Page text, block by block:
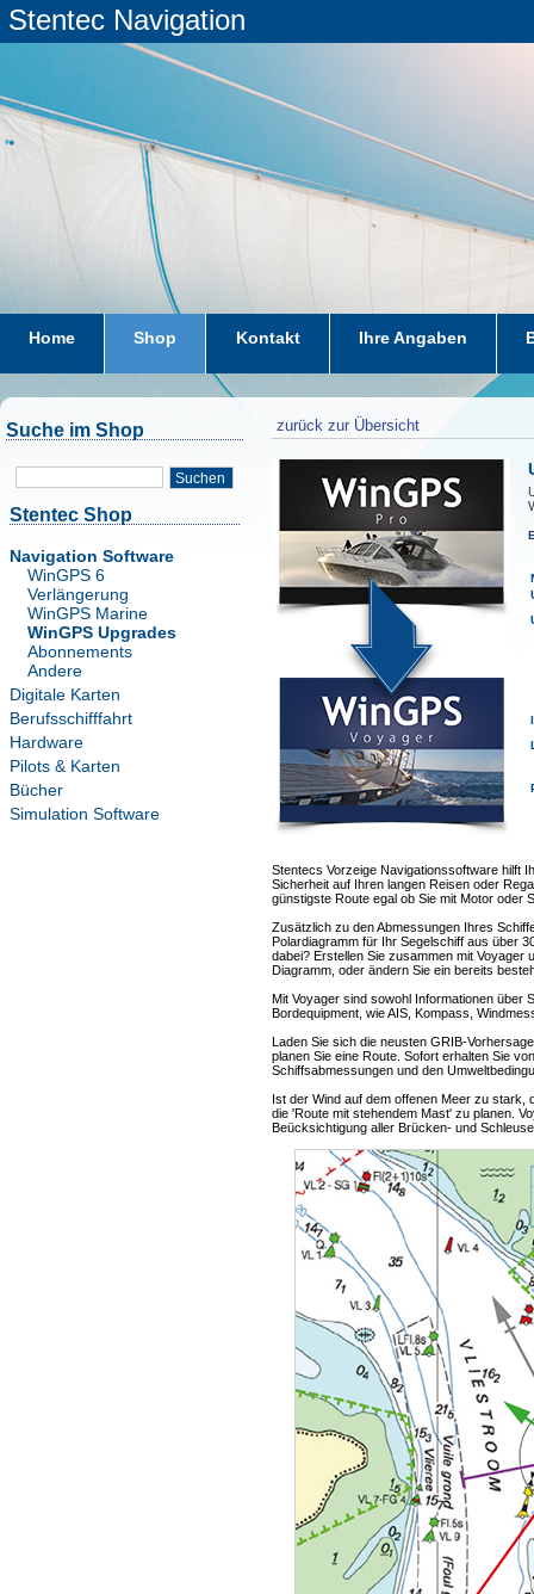
Stentec Navigation
Home Shop Kontakt Ihre Angaben
Suche im Shop
Suchen
Stentec Shop
Navigation Software
WinGPS 6
Verlängerung
WinGPS Marine
WinGPS Upgrades
Abonnements
Andere
Digitale Karten
Berufsschifffahrt
Hardware
Pilots & Karten
Bücher
Simulation Software
zurück zur Übersicht
Stentecs Vorzeige Navigationssoftware hilft
Sicherheit auf Ihren langen Reisen oder
günstigste Route egal ob Sie mit Motor oder
Zusätzlich zu den Abmessungen Ihres
Polardiagramm für Ihr Segelschiff aus über
dabei? Erstellen Sie zusammen mit
Diagramm, oder ändern Sie ein bereits
Mit Voyager sind sowohl Informationen über
Bordequipment, wie AIS, Kompass,
Laden Sie sich die neusten GRIB-
planen Sie eine Route. Sofort erhalten Sie
Schiffsabmessungen und den
Ist der Wind auf dem offenen Meer zu stark,
die 'Route mit stehendem Mast' zu planen.
Beücksichtigung aller Brücken- und